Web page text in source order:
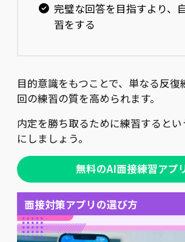
完璧な回答を目指すより、
習をする
目的意識をもつことで、単なる反
回の練習の質を高められます。
内定を勝ち取るために練習すると
にしましょう。
無料のAI面接練習アプ
面接対策アプリの選び方